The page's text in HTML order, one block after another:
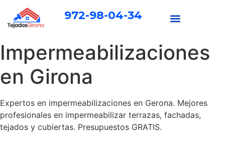
972-98-04-34
Impermeabilizaciones
en Girona
Expertos en impermeabilizaciones en Gerona. Mejores
profesionales en impermeabilizar terrazas, fachadas,
tejados y cubiertas. Presupuestos GRATIS.